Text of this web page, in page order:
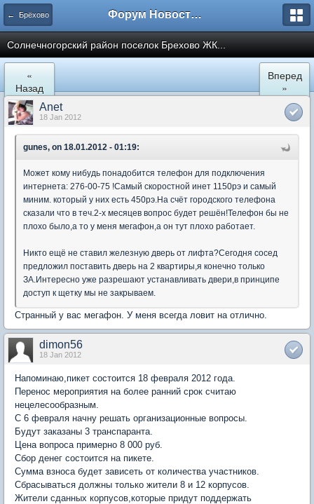
← Брёхово Форум Новостройки
Cолнечногорский район поселок Брехово ЖК...
«
Назад
Вперед
»
Anet
18 Jan 2012
gunes, on 18.01.2012 - 01:19:
Может кому нибудь понадобится телефон для подключения
интернета: 276-00-75 !Самый скоростной инет 1150рэ и самый
миним. который у них есть 450рэ.На счёт городского телефона
сказали что в теч.2-х месяцев вопрос будет решён!Телефон бы не
плохо было,а то у меня мегафон,а он тут плохо работает.
Никто ещё не ставил железную дверь от лифта?Сегодня сосед
предложил поставить дверь на 2 квартиры,я конечно только
ЗА.Интересно уже разрешают устанавливать двери,в принципе
доступ к щетку мы не закрываем.
Странный у вас мегафон. У меня всегда ловит на отлично.
dimon56
18 Jan 2012
Напоминаю,пикет состоится 18 февраля 2012 года.
Перенос мероприятия на более ранний срок считаю
нецелесообразным.
С 6 февраля начну решать организационные вопросы.
Будут заказаны 3 транспаранта.
Цена вопроса примерно 8 000 руб.
Сбор денег состоится на пикете.
Сумма взноса будет зависеть от количества участников.
Сбрасываться должны только жители 8 и 12 корпусов.
Жители сданных корпусов,которые придут поддержать